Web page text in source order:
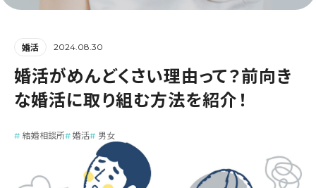
婚活 2024.08.30
婚活がめんどくさい理由って？前向き
な婚活に取り組む方法を紹介！
結婚相談所 婚活 男女